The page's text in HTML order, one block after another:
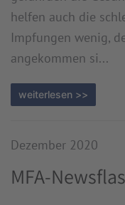
helfen auch die
Impfungen wenig,
angekommen si...
weiterlesen >>
Dezember 2020
MFA-